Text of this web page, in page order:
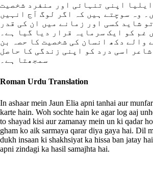
اپنی تنہائی اور منفرد شخصیت
وہ سوچتے ہیں کہ اگر لوگ آج انہیں
شاید کسی اور زمانے میں ان کی قدر
غم کو ایک سرمایہ قرار دیا گیا ہے۔
والے دکھ انسان کی شخصیت کا حصہ بن
اسی درد کو اپنی زندگی کا حاصل
سمجھتا ہے۔
Roman Urdu Translation
In ashaar mein Jaun Elia apni tanhai aur
karte hain. Woh sochte hain ke agar log aaj
to shayad kisi aur zamanay mein un ki qadar
gham ko aik sarmaya qarar diya gaya hai. Dil
dukh insaan ki shakhsiyat ka hissa ban jatay
apni zindagi ka hasil samajhta hai.